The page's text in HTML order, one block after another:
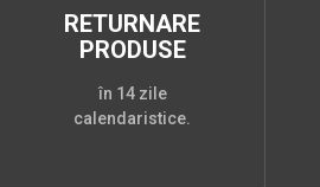
RETURNARE
PRODUSE
în 14 zile
calendaristice.